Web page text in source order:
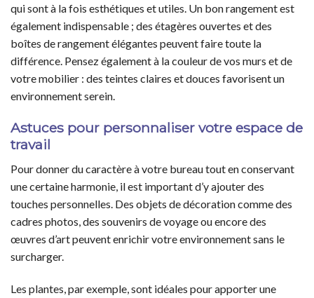
qui sont à la fois esthétiques et utiles. Un bon rangement est
également indispensable ; des étagères ouvertes et des
boîtes de rangement élégantes peuvent faire toute la
différence. Pensez également à la couleur de vos murs et de
votre mobilier : des teintes claires et douces favorisent un
environnement serein.
Astuces pour personnaliser votre espace de
travail
Pour donner du caractère à votre bureau tout en conservant
une certaine harmonie, il est important d’y ajouter des
touches personnelles. Des objets de décoration comme des
cadres photos, des souvenirs de voyage ou encore des
œuvres d’art peuvent enrichir votre environnement sans le
surcharger.
Les plantes, par exemple, sont idéales pour apporter une